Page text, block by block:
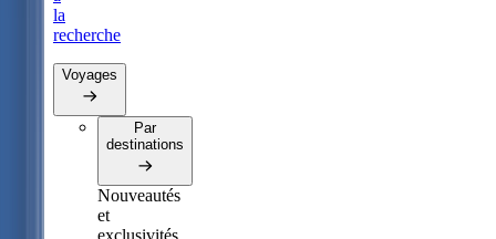
la
recherche
Voyages
Par
destinations
Nouveautés
et
exclusivités